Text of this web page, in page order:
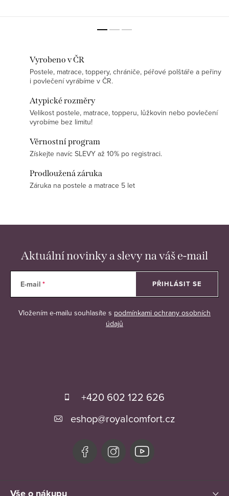
Vyrobeno v ČR
Postele, matrace, toppery, chrániče, péřové polštáře a peřiny
i povlečení vyrábíme v ČR.
Atypické rozměry
Velikost postele, matrace, topperu, lůžkovin nebo povlečení
vyrobíme bez limitu!
Věrnostní program
Získejte navíc SLEVY až 10% po registraci.
Prodloužená záruka
Záruka na postele a matrace 5 let
Aktuální novinky a slevy na váš e-mail
E-mail
Vložením e-mailu souhlasíte s podmínkami ochrany osobních
údajů
PŘIHLÁSIT SE
+420 602 122 626
eshop@royalcomfort.cz